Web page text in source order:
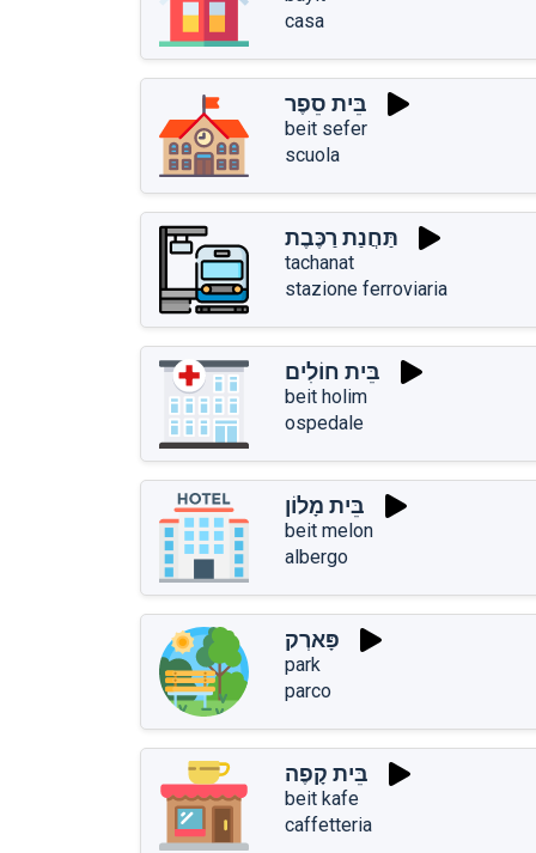
casa
בֵּית סֵפֶר
beit sefer
scuola
תַּחֲנַת רַכֶּבֶת
tachanat
stazione ferroviaria
בֵּית חוֹלִים
beit holim
ospedale
בֵּית מָלוֹן
beit melon
albergo
פָּארְק
park
parco
בֵּית קָפֶה
beit kafe
caffetteria